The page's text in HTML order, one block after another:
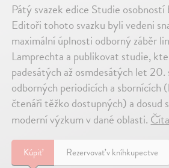
Pátý svazek edice Studie
Editoři tohoto svazku byli vedeni
maximální úplnosti odborný záběr
Lamprechta a publikovat studie,
padesátých až osmdesátých let
odborných periodicích a sbornících
čtenáři těžko dostupných) a dosud
moderní výzkum v dané oblasti.
Kúpiť Rezervovať v kníhkupectve